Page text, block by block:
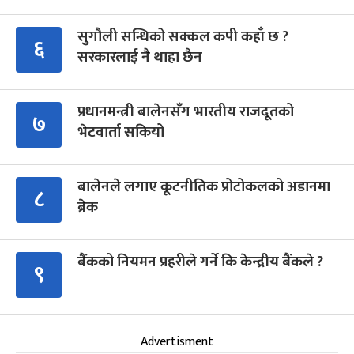
६
सुगौली सन्धिको सक्कल कपी कहाँ छ ?
सरकारलाई नै थाहा छैन
७
प्रधानमन्त्री बालेनसँग भारतीय राजदूतको
भेटवार्ता सकियो
८
बालेनले लगाए कूटनीतिक प्रोटोकलको अडानमा
ब्रेक
९ बैंकको नियमन प्रहरीले गर्ने कि केन्द्रीय बैंकले ?
Advertisment